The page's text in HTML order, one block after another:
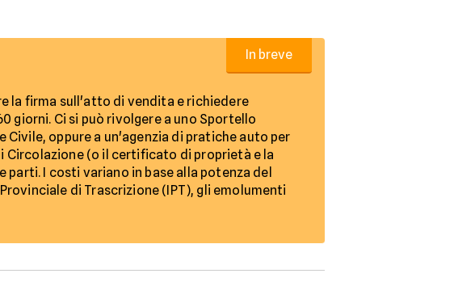
la firma sull'atto di vendita e richiedere
Ci si può rivolgere a uno Sportello
oppure a un'agenzia di pratiche auto per
Circolazione (o il certificato di proprietà e la
I costi variano in base alla potenza del
di Trascrizione (IPT), gli emolumenti
In breve